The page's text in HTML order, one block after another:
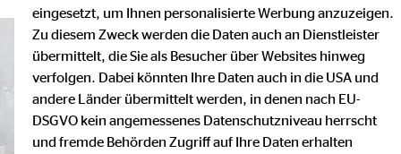
eingesetzt, um Ihnen personalisierte Werbung anzuzeigen.
Zu diesem Zweck werden die Daten auch an Dienstleister
übermittelt, die Sie als Besucher über Websites hinweg
verfolgen. Dabei könnten Ihre Daten auch in die USA und
andere Länder übermittelt werden, in denen nach EU-
DSGVO kein angemessenes Datenschutzniveau herrscht
und fremde Behörden Zugriff auf Ihre Daten erhalten